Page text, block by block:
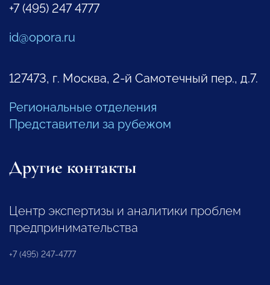
+7 (495) 247 4777
id@opora.ru
127473, г. Москва, 2-й Самотечный пер., д.7.
Региональные отделения
Представители за рубежом
Другие контакты
Центр экспертизы и аналитики проблем
предпринимательства
+7 (495) 247-4777